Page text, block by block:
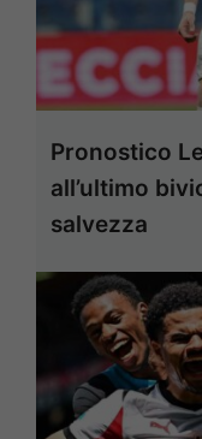
Pronostico
all’ultimo
salvezza